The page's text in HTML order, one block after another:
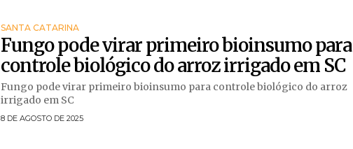
SANTA CATARINA
Fungo pode virar primeiro bioinsumo para
controle biológico do arroz irrigado em SC
Fungo pode virar primeiro bioinsumo para controle biológico do arroz
irrigado em SC
8 DE AGOSTO DE 2025